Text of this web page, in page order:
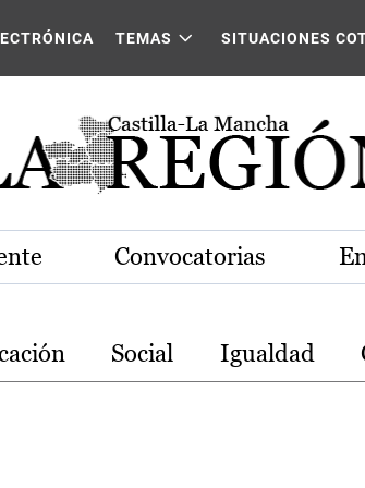
Mancha
TEMAS SITUACIONES
Convocatorias
Social Igualdad